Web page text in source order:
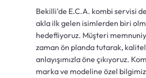
Bekilli’de E.C.A. kombi servisi
akla ilk gelen isimlerden biri
hedefliyoruz. Müşteri
zaman ön planda tutarak,
anlayışımızla öne çıkıyoruz.
marka ve modeline özel